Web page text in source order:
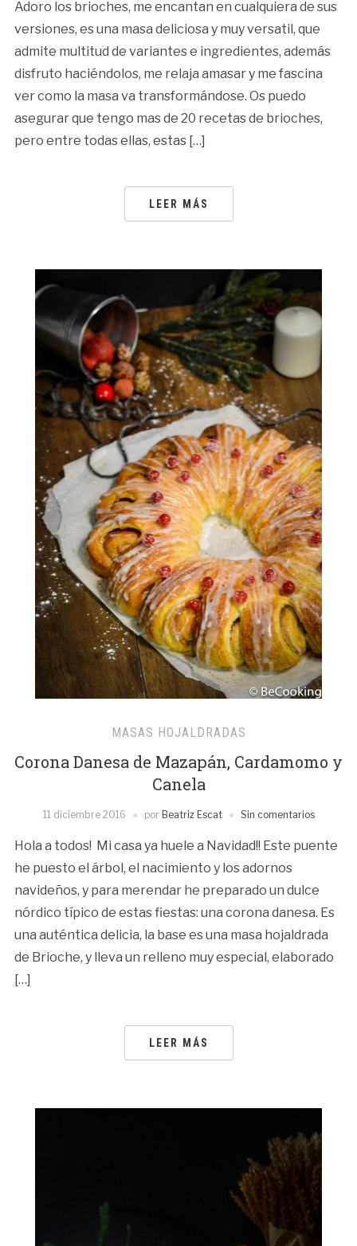
Adoro los brioches, me encantan en cualquiera de sus
versiones, es una masa deliciosa y muy versatil, que
admite multitud de variantes e ingredientes, además
disfruto haciéndolos, me relaja amasar y me fascina
ver como la masa va transformándose. Os puedo
asegurar que tengo mas de 20 recetas de brioches,
pero entre todas ellas, estas […]
LEER MÁS
MASAS HOJALDRADAS
Corona Danesa de Mazapán, Cardamomo y
Canela
11 diciembre 2016 por Beatriz Escat Sin comentarios
Hola a todos! Mi casa ya huele a Navidad!! Este puente
he puesto el árbol, el nacimiento y los adornos
navideños, y para merendar he preparado un dulce
nórdico típico de estas fiestas: una corona danesa. Es
una auténtica delicia, la base es una masa hojaldrada
de Brioche, y lleva un relleno muy especial, elaborado
[…]
LEER MÁS